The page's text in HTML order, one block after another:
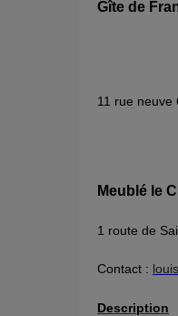
Gîte de
11 rue neuve
Meublé le
1 route de
Contact :
Description